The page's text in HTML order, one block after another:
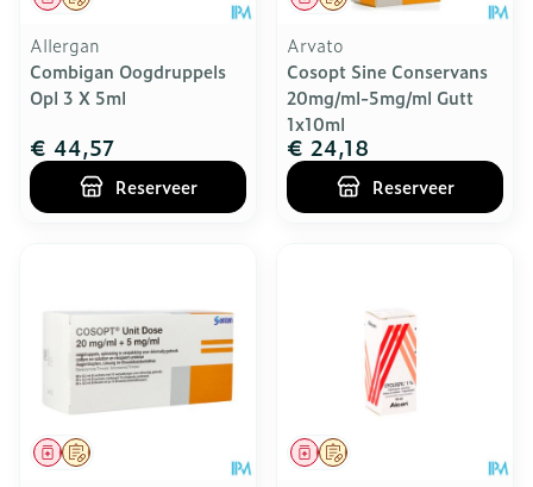
Allergan
Combigan Oogdruppels
Opl 3 X 5ml
€ 44,57
Reserveer
Arvato
Cosopt Sine Conservans
20mg/ml-5mg/ml Gutt
1x10ml
€ 24,18
Reserveer
Op voorschrift
Geneesmiddel Op voorschrift
Geneesmiddel